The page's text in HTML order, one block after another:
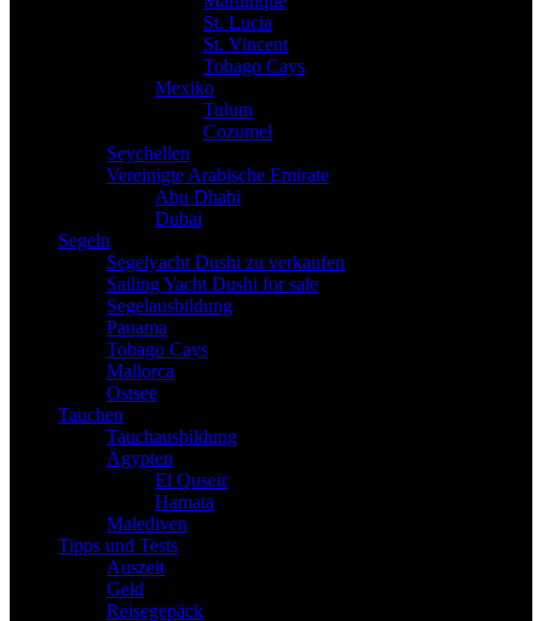
St. Lucia
St. Vincent
Tobago Cays
Mexiko
Tulum
Cozumel
Seychellen
Vereinigte Arabische Emirate
Abu Dhabi
Dubai
Segeln
Segelyacht Dushi zu verkaufen
Sailing Yacht Dushi for sale
Segelausbildung
Panama
Tobago Cays
Mallorca
Ostsee
Tauchen
Tauchausbildung
Ägypten
El Quseir
Hamata
Malediven
Tipps und Tests
Auszeit
Geld
Reisegepäck